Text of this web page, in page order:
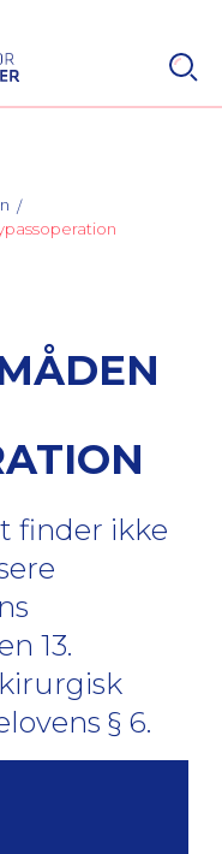
finder ikke
13.
§ 6.